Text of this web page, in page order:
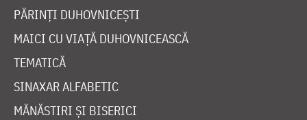
PĂRINȚI DUHOVNICEȘTI
MAICI CU VIAȚĂ DUHOVNICEASCĂ
TEMATICĂ
SINAXAR ALFABETIC
MĂNĂSTIRI ȘI BISERICI